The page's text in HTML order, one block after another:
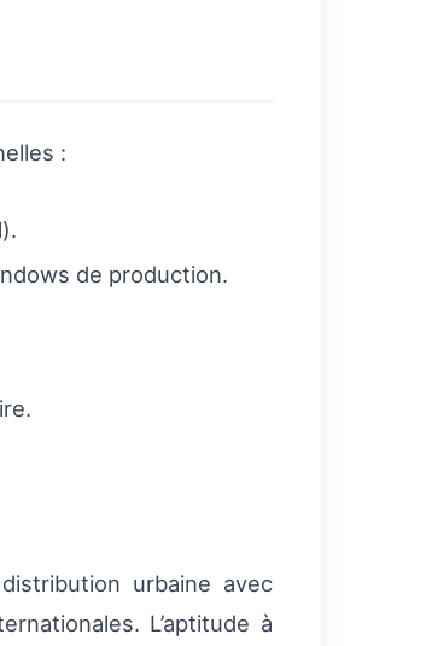
:
de production.
urbaine avec
L’aptitude à